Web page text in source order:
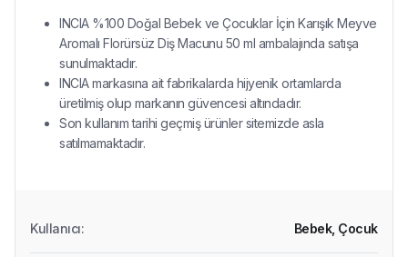
INCIA %100 Doğal Bebek ve Çocuklar İçin Karışık Meyve
Aromalı Florürsüz Diş Macunu 50 ml ambalajında satışa
sunulmaktadır.
INCIA markasına ait fabrikalarda hijyenik ortamlarda
üretilmiş olup markanın güvencesi altındadır.
Son kullanım tarihi geçmiş ürünler sitemizde asla
satılmamaktadır.
Kullanıcı: Bebek, Çocuk